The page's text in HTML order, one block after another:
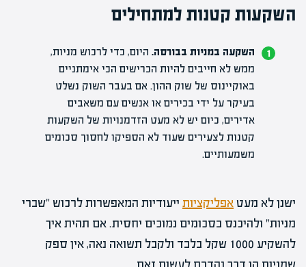
השקעות קטנות למתחילים
השקעה במניות בבורסה. היום, כדי לרכוש מניות,
ממש לא חייבים להיות הכרישים הכי אימתניים
באוקיינוס של שוק ההון. אם בעבר השוק נשלט
בעיקר על ידי בכירים או אנשים עם משאבים
אדירים, כיום יש לא מעט הזדמנויות של השקעות
קטנות לצעירים שעוד לא הספיקו לחסוך סכומים
משמעותיים.
ישנן לא מעטאפליקציות ייעודיות המאפשרות לרכוש "שברי
מניות" ולהיכנס בסכומים נמוכים יחסית. אם תהית איך
להשקיע 1000 שקל בלבד ולקבל תשואה נאה, אין ספק